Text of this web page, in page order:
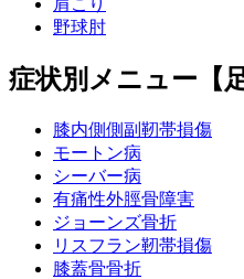
野球肘
症状別メニュー【足
膝内側側副靭帯損傷
モートン病
シーバー病
有痛性外脛骨障害
ジョーンズ骨折
リスフラン靭帯損傷
膝蓋骨骨折